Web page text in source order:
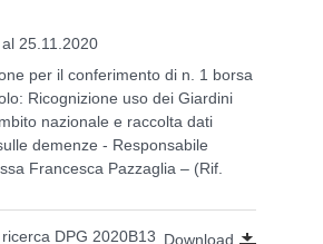
25.11.2020
per il conferimento di n. 1 borsa
Ricognizione uso dei Giardini
nazionale e raccolta dati
demenze - Responsabile
Francesca Pazzaglia – (Rif.
DPG 2020B13 Download